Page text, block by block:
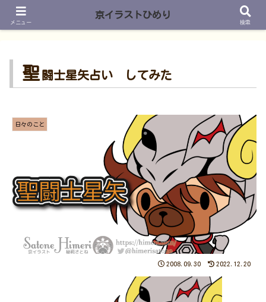
聖 闘士星矢占い してみた
日々のこと
2008.09.30 2022.12.20
メニュー
京イラストひめり
検索